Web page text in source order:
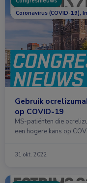
Coronavirus (COVID-19),
Gebruik
op COVID-19
MS-patiënten die
een hogere kans op
31 okt. 2022